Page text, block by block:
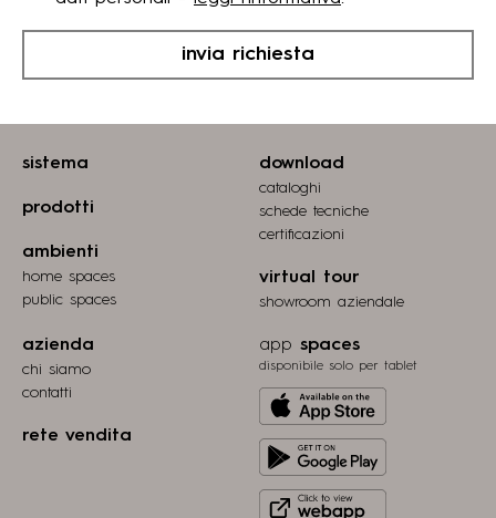
invia richiesta
sistema
prodotti
ambienti
home spaces
public spaces
download
cataloghi
schede tecniche
certiﬁcazioni
virtual tour
showroom aziendale
azienda
chi siamo
contatti
rete vendita
app spaces
disponibile solo per tablet
from
store
it